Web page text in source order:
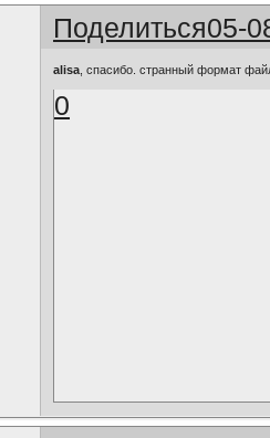
Поделиться05-
alisa, спасибо. странный формат
0